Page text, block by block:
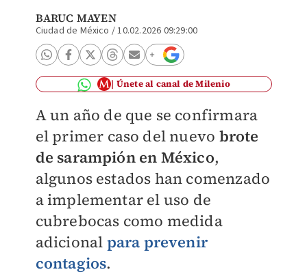
BARUC MAYEN
Ciudad de México /10.02.2026 09:29:00
Únete al canal de Milenio
A un año de que se confirmara
el primer caso del nuevo brote
de sarampión en México,
algunos estados han comenzado
a implementar el uso de
cubrebocas como medida
adicional para prevenir
contagios.